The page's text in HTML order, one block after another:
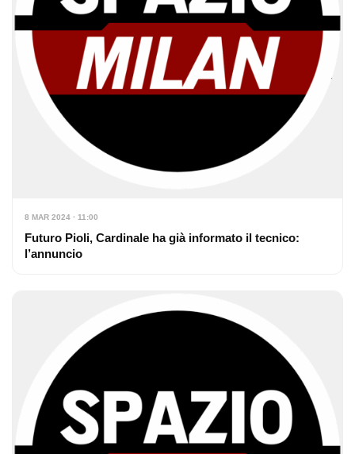
8 MAR 2024 · 11:00
Futuro Pioli, Cardinale ha già informato il tecnico:
l’annuncio